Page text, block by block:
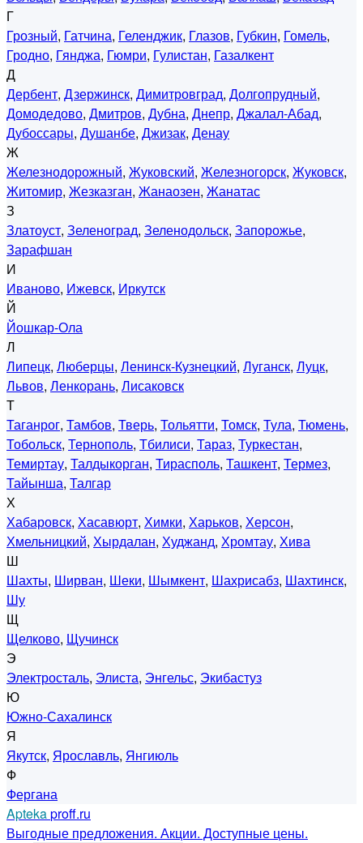
Г
Грозный, Гатчина, Геленджик, Глазов, Губкин, Гомель,
Гродно, Гянджа, Гюмри, Гулистан, Газалкент
Д
Дербент, Дзержинск, Димитровград, Долгопрудный,
Домодедово, Дмитров, Дубна, Днепр, Джалал-Абад,
Дубоссары, Душанбе, Джизак, Денау
Ж
Железнодорожный, Жуковский, Железногорск, Жуковск,
Житомир, Жезказган, Жанаозен, Жанатас
З
Златоуст, Зеленоград, Зеленодольск, Запорожье,
Зарафшан
И
Иваново, Ижевск, Иркутск
Й
Йошкар-Ола
Л
Липецк, Люберцы, Ленинск-Кузнецкий, Луганск, Луцк,
Львов, Ленкорань, Лисаковск
Т
Таганрог, Тамбов, Тверь, Тольятти, Томск, Тула, Тюмень,
Тобольск, Тернополь, Тбилиси, Тараз, Туркестан,
Темиртау, Талдыкорган, Тирасполь, Ташкент, Термез,
Тайынша, Талгар
Х
Хабаровск, Хасавюрт, Химки, Харьков, Херсон,
Хмельницкий, Хырдалан, Худжанд, Хромтау, Хива
Ш
Шахты, Ширван, Шеки, Шымкент, Шахрисабз, Шахтинск,
Шу
Щ
Щелково, Щучинск
Э
Электросталь, Элиста, Энгельс, Экибастуз
Ю
Южно-Сахалинск
Я
Якутск, Ярославль, Янгиюль
Ф
Фергана
Aptekaproff.ru
Выгодные предложения. Акции. Доступные цены.